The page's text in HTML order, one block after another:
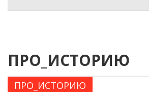
ПРО_ИСТОРИЮ
ПРО_ИСТОРИЮ